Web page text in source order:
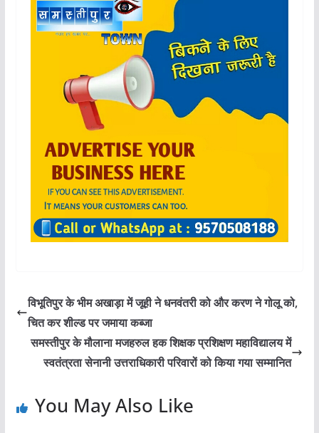
विभूतिपुर के भीम अखाड़ा में जूही ने धनवंतरी को और करण ने गोलू को,
चित कर शील्ड पर जमाया कब्जा
समस्तीपुर के मौलाना मजहरुल हक शिक्षक प्रशिक्षण महाविद्यालय में
स्वतंत्रता सेनानी उत्तराधिकारी परिवारों को किया गया सम्मानित
You May Also Like